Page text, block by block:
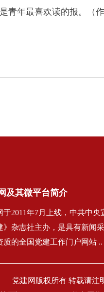
年最喜欢读的报。（作
及其微平台简介
于2011年7月上线，中共中央
》杂志社主办，是具有新闻
质的全国党建工作门户网站
党建网版权所有 转载请注